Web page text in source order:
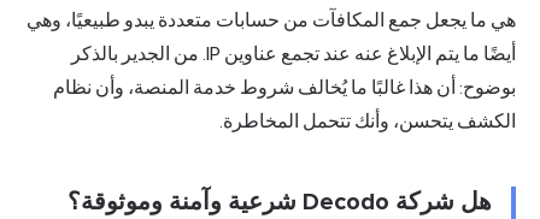
هي ما يجعل جمع المكافآت من حسابات متعددة يبدو طبيعيًا، وهي
أيضًا ما يتم الإبلاغ عنه عند تجمع عناوين IP. من الجدير بالذكر
بوضوح: أن هذا غالبًا ما يُخالف شروط خدمة المنصة، وأن نظام
الكشف يتحسن، وأنك تتحمل المخاطرة.
هل شركة Decodo شرعية وآمنة وموثوقة؟